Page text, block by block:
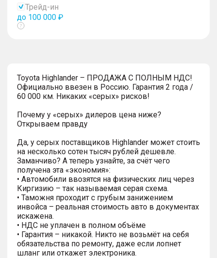
Трейд-ин
до 100 000 ₽
Показать
Toyota Highlander – ПРОДАЖА С ПОЛНЫМ НДС!
Официально ввезен в Россию. Гарантия 2 года /
60 000 км. Никаких «серых» рисков!
Почему у «серых» дилеров цена ниже?
Открываем правду
Да, у серых поставщиков Highlander может стоить
на несколько сотен тысяч рублей дешевле.
Заманчиво? А теперь узнайте, за счёт чего
получена эта «экономия»:
• Автомобили ввозятся на физических лиц через
Киргизию – так называемая серая схема.
• Таможня проходит с грубым занижением
инвойса – реальная стоимость авто в документах
искажена.
• НДС не уплачен в полном объёме
• Гарантия – никакой. Никто не возьмёт на себя
обязательства по ремонту, даже если лопнет
шланг или откажет электроника.